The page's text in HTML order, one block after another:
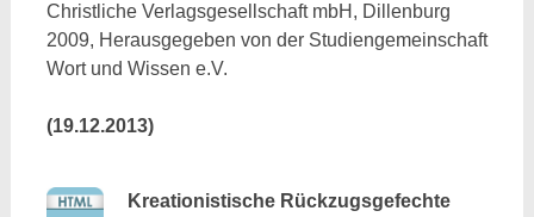
Christliche Verlagsgesellschaft mbH, Dillenburg
2009, Herausgegeben von der Studiengemeinschaft
Wort und Wissen e.V.
(19.12.2013)
Kreationistische Rückzugsgefechte